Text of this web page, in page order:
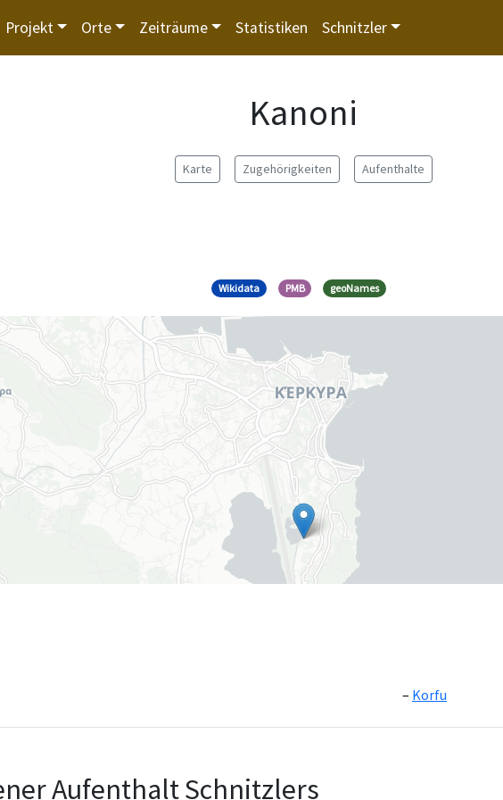
Projekt Orte Zeiträume Statistiken Schnitzler
Kanoni
Karte Zugehörigkeiten Aufenthalte
Wikidata PMB geoNames
Korfu
Aufenthalt Schnitzlers